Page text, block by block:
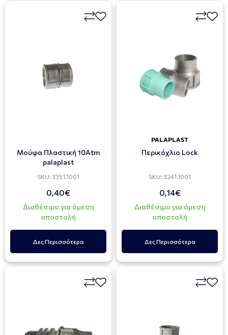
Μούφα Πλαστική 10Αtm
palaplast
SKU: 3351.1001
0,40€
Διαθέσιμο για άμεση
αποστολή
Δες Περισσότερα
PALAPLAST
Περικόχλιο Lock
SKU: 3241.1001
0,14€
Διαθέσιμο για άμεση
αποστολή
Δες Περισσότερα